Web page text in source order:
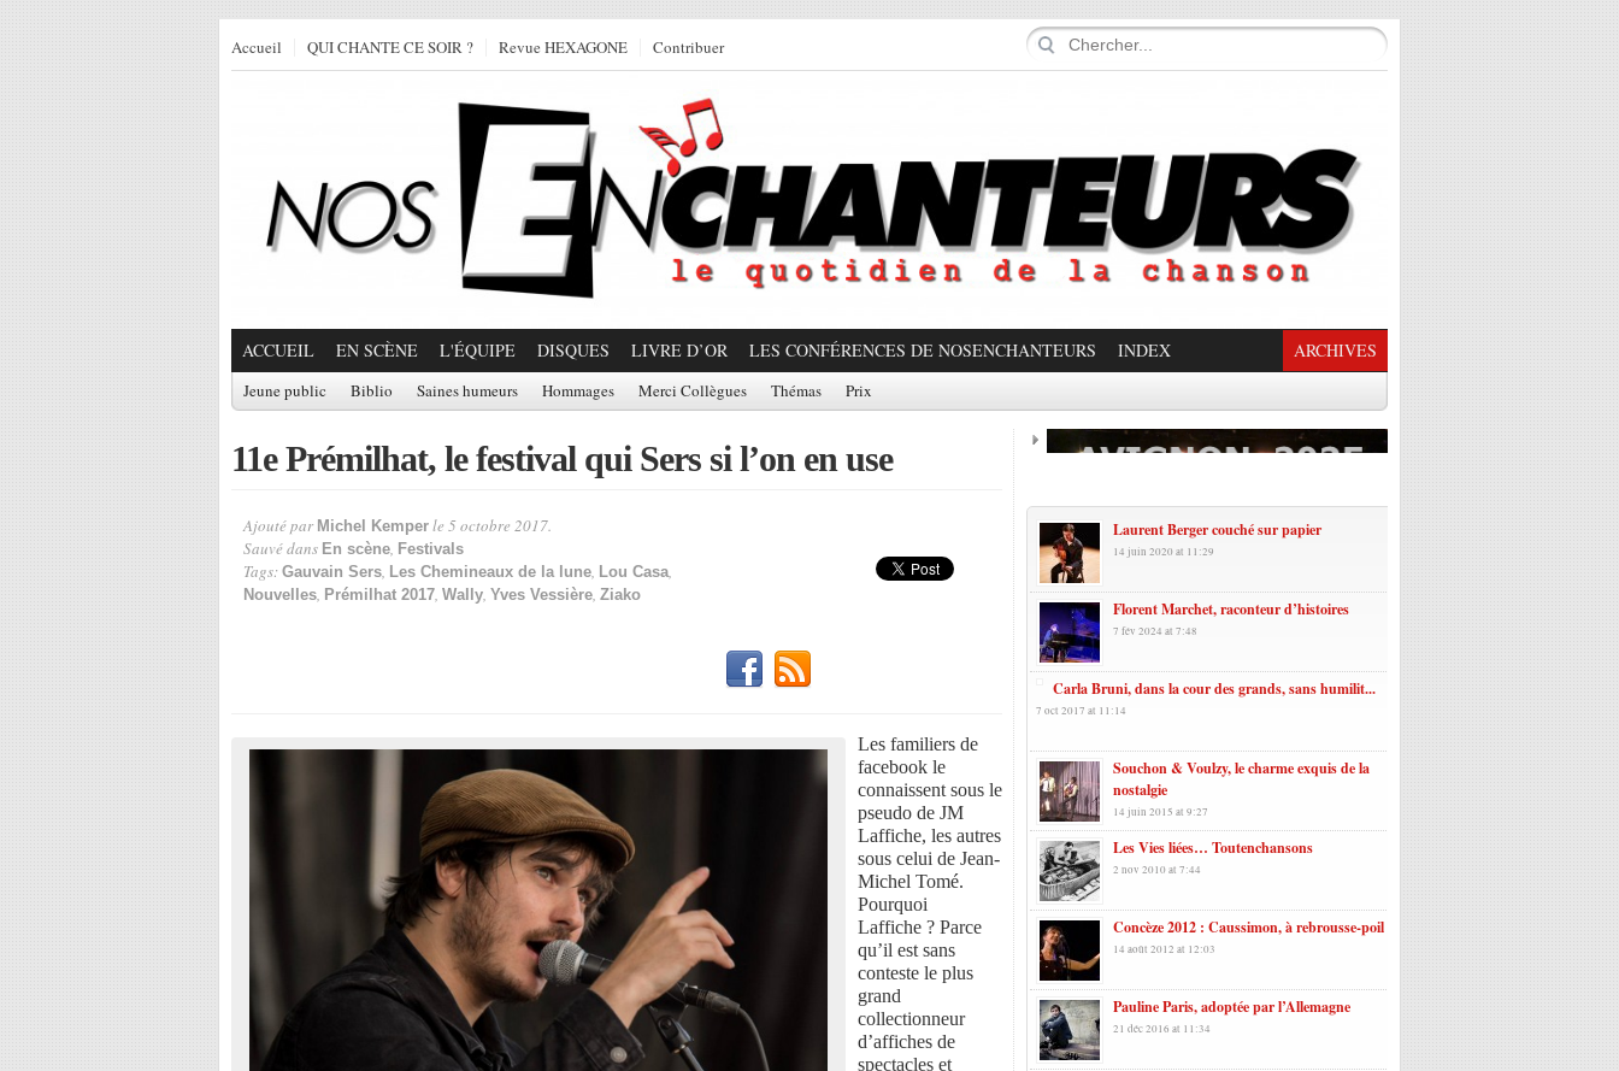
Accueil QUI CHANTE CE SOIR ? Revue HEXAGONE Contribuer
ACCUEIL EN SCÈNE L'ÉQUIPE DISQUES LIVRE D’OR LES CONFÉRENCES DE NOSENCHANTEURS INDEX ARCHIVES
Jeune public Biblio Saines humeurs Hommages Merci Collègues Thémas Prix
11e Prémilhat, le festival qui Sers si l’on en use
Ajouté par Michel Kemper le 5 octobre 2017.
Sauvé dans En scène, Festivals
Tags: Gauvain Sers, Les Chemineaux de la lune, Lou Casa,
Nouvelles, Prémilhat 2017, Wally, Yves Vessière, Ziako
Les familiers de
facebook le
connaissent sous le
pseudo de JM
Laffiche, les autres
sous celui de Jean-
Michel Tomé.
Pourquoi
Laffiche ? Parce
qu’il est sans
conteste le plus
grand
collectionneur
d’affiches de
spectacles et
Laurent Berger couché sur papier
14 juin 2020 at 11:29
Florent Marchet, raconteur d’histoires
7 fév 2024 at 7:48
Carla Bruni, dans la cour des grands, sans humilit...
7 oct 2017 at 11:14
Souchon & Voulzy, le charme exquis de la
nostalgie
14 juin 2015 at 9:27
Les Vies liées… Toutenchansons
2 nov 2010 at 7:44
Concèze 2012 : Caussimon, à rebrousse-poil
14 août 2012 at 12:03
Pauline Paris, adoptée par l’Allemagne
21 déc 2016 at 11:34